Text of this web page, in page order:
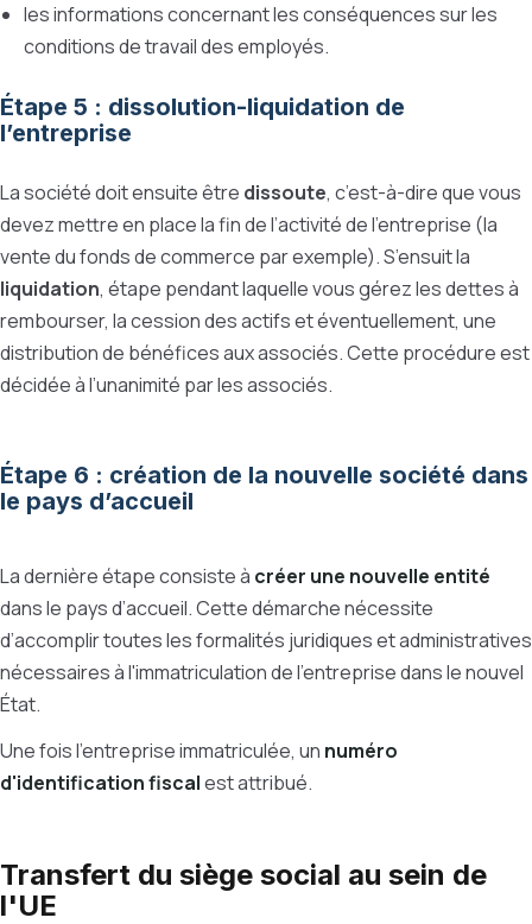
les informations concernant les conséquences sur les
conditions de travail des employés.
Étape 5 : dissolution-liquidation de
l’entreprise
La société doit ensuite être dissoute, c’est-à-dire que vous
devez mettre en place la fin de l’activité de l’entreprise (la
vente du fonds de commerce par exemple). S’ensuit la
liquidation, étape pendant laquelle vous gérez les dettes à
rembourser, la cession des actifs et éventuellement, une
distribution de bénéfices aux associés. Cette procédure est
décidée à l’unanimité par les associés.
Étape 6 : création de la nouvelle société dans
le pays d’accueil
La dernière étape consiste à créer une nouvelle entité
dans le pays d’accueil. Cette démarche nécessite
d’accomplir toutes les formalités juridiques et administratives
nécessaires à l'immatriculation de l’entreprise dans le nouvel
État.
Une fois l’entreprise immatriculée, un numéro
d'identification fiscalest attribué.
Transfert du siège social au sein de
l'UE